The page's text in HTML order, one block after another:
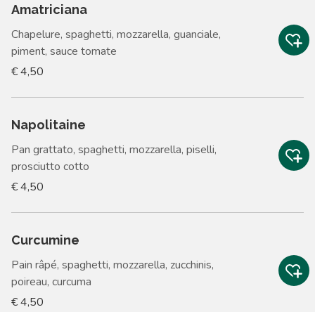
Amatriciana
Chapelure, spaghetti, mozzarella, guanciale,
piment, sauce tomate
€ 4,50
Napolitaine
Pan grattato, spaghetti, mozzarella, piselli,
prosciutto cotto
€ 4,50
Curcumine
Pain râpé, spaghetti, mozzarella, zucchinis,
poireau, curcuma
€ 4,50